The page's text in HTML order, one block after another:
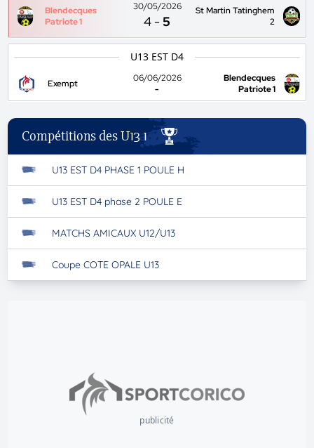
Blendecques
Patriote 1
30/05/2026
4 -5
St Martin Tatinghem
2
U13 EST D4
Exempt
06/06/2026
-
Blendecques
Patriote 1
Compétitions des U13 1
U13 EST D4 PHASE 1 POULE H
U13 EST D4 phase 2 POULE E
MATCHS AMICAUX U12/U13
Coupe COTE OPALE U13
publicité